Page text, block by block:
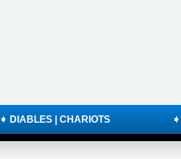
➧ DIABLES | CHARIOTS ➧